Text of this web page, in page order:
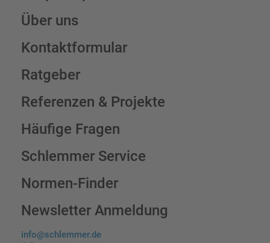
Über uns
Kontaktformular
Ratgeber
Referenzen & Projekte
Häufige Fragen
Schlemmer Service
Normen-Finder
Newsletter Anmeldung
info@schlemmer.de